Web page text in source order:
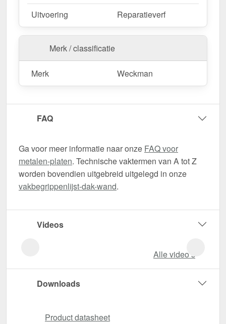
Uitvoering
Reparatieverf
Merk / classificatie
Merk Weckman
FAQ
Ga voor meer informatie naar onze FAQ voor
metalen-platen. Technische vaktermen van A tot Z
worden bovendien uitgebreid uitgelegd in onze
vakbegrippenlijst-dak-wand.
Videos
Alle video‘s
Downloads
Product datasheet